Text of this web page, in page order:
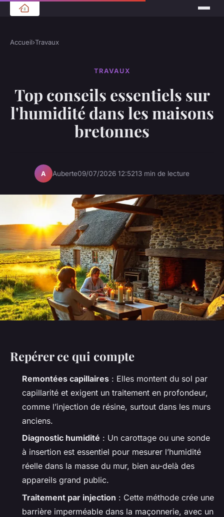
Accueil›Travaux
TRAVAUX
Top conseils essentiels sur
l'humidité dans les maisons
bretonnes
A Auberte09/07/2026 12:5213 min de lecture
Repérer ce qui compte
Remontées capillaires : Elles montent du sol par
capillarité et exigent un traitement en profondeur,
comme l’injection de résine, surtout dans les murs
anciens.
Diagnostic humidité : Un carottage ou une sonde
à insertion est essentiel pour mesurer l’humidité
réelle dans la masse du mur, bien au-delà des
appareils grand public.
Traitement par injection : Cette méthode crée une
barrière imperméable dans la maçonnerie, avec un